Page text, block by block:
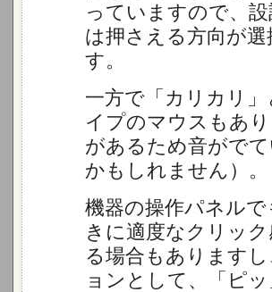
っていますので、
は押さえる方向が
す。
一方で「カリカリ
イプのマウスもあ
があるため音がで
かもしれません）。
機器の操作パネル
きに適度なクリッ
る場合もあります
ョンとして、「ピ